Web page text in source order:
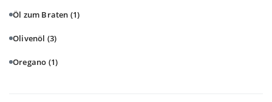
Öl zum Braten (1)
Olivenöl (3)
Oregano (1)